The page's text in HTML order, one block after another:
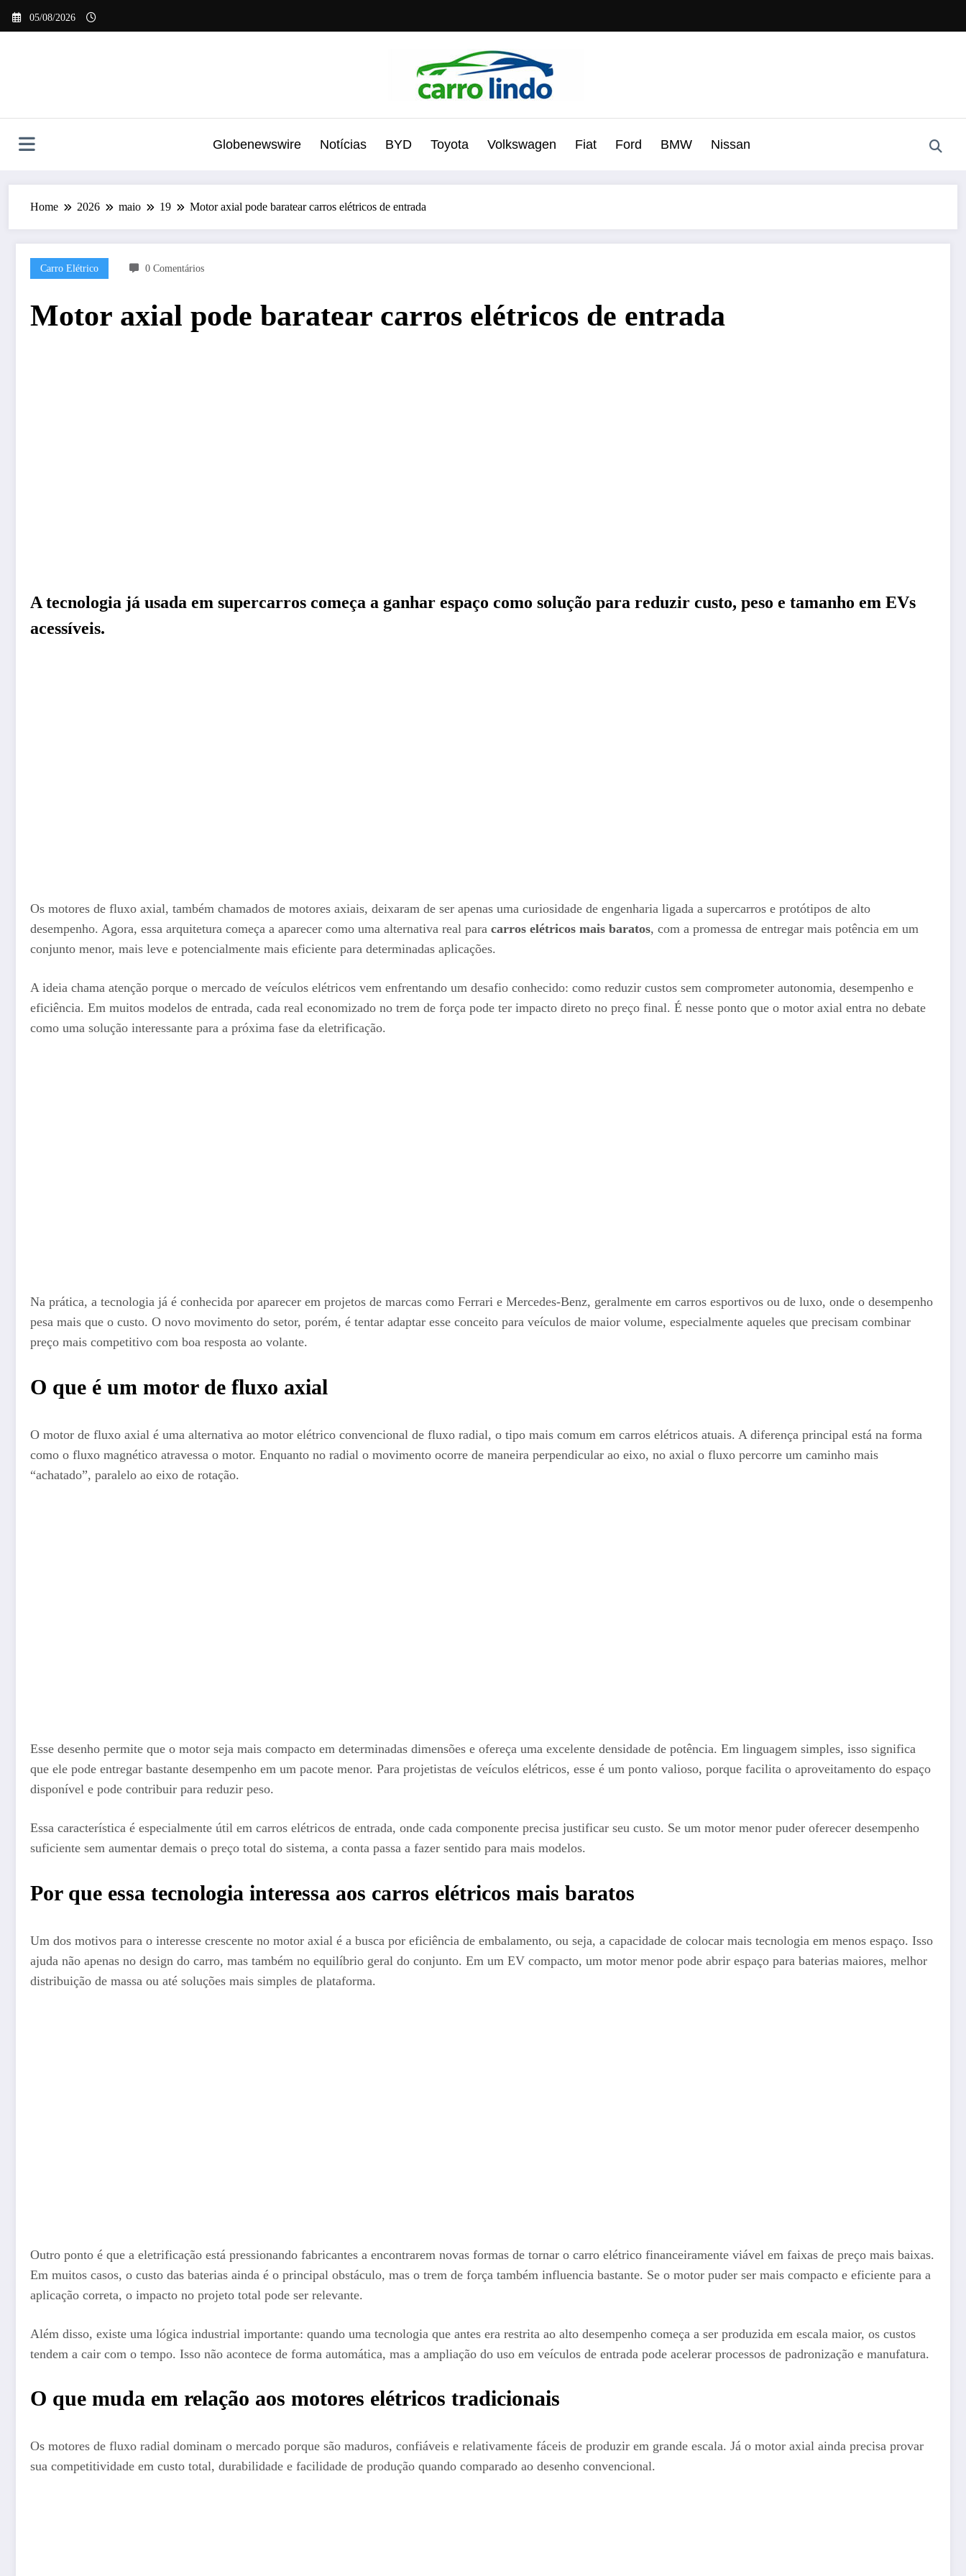
para
05/08/2026
Globenewswire Notícias BYD Toyota Volkswagen Fiat Ford BMW Nissan
Home 2026 maio 19 Motor axial pode baratear carros elétricos de entrada
Carro Elétrico 0 Comentários
Motor axial pode baratear carros elétricos de entrada
A tecnologia já usada em supercarros começa a ganhar espaço como solução para reduzir custo, peso e tamanho em EVs
acessíveis.
Os motores de fluxo axial, também chamados de motores axiais, deixaram de ser apenas uma curiosidade de engenharia ligada a supercarros e protótipos de alto
desempenho. Agora, essa arquitetura começa a aparecer como uma alternativa real para carros elétricos mais baratos, com a promessa de entregar mais potência em um
conjunto menor, mais leve e potencialmente mais eficiente para determinadas aplicações.
A ideia chama atenção porque o mercado de veículos elétricos vem enfrentando um desafio conhecido: como reduzir custos sem comprometer autonomia, desempenho e
eficiência. Em muitos modelos de entrada, cada real economizado no trem de força pode ter impacto direto no preço final. É nesse ponto que o motor axial entra no debate
como uma solução interessante para a próxima fase da eletrificação.
Na prática, a tecnologia já é conhecida por aparecer em projetos de marcas como Ferrari e Mercedes-Benz, geralmente em carros esportivos ou de luxo, onde o desempenho
pesa mais que o custo. O novo movimento do setor, porém, é tentar adaptar esse conceito para veículos de maior volume, especialmente aqueles que precisam combinar
preço mais competitivo com boa resposta ao volante.
O que é um motor de fluxo axial
O motor de fluxo axial é uma alternativa ao motor elétrico convencional de fluxo radial, o tipo mais comum em carros elétricos atuais. A diferença principal está na forma
como o fluxo magnético atravessa o motor. Enquanto no radial o movimento ocorre de maneira perpendicular ao eixo, no axial o fluxo percorre um caminho mais
“achatado”, paralelo ao eixo de rotação.
Esse desenho permite que o motor seja mais compacto em determinadas dimensões e ofereça uma excelente densidade de potência. Em linguagem simples, isso significa
que ele pode entregar bastante desempenho em um pacote menor. Para projetistas de veículos elétricos, esse é um ponto valioso, porque facilita o aproveitamento do espaço
disponível e pode contribuir para reduzir peso.
Essa característica é especialmente útil em carros elétricos de entrada, onde cada componente precisa justificar seu custo. Se um motor menor puder oferecer desempenho
suficiente sem aumentar demais o preço total do sistema, a conta passa a fazer sentido para mais modelos.
Por que essa tecnologia interessa aos carros elétricos mais baratos
Um dos motivos para o interesse crescente no motor axial é a busca por eficiência de embalamento, ou seja, a capacidade de colocar mais tecnologia em menos espaço. Isso
ajuda não apenas no design do carro, mas também no equilíbrio geral do conjunto. Em um EV compacto, um motor menor pode abrir espaço para baterias maiores, melhor
distribuição de massa ou até soluções mais simples de plataforma.
Outro ponto é que a eletrificação está pressionando fabricantes a encontrarem novas formas de tornar o carro elétrico financeiramente viável em faixas de preço mais baixas.
Em muitos casos, o custo das baterias ainda é o principal obstáculo, mas o trem de força também influencia bastante. Se o motor puder ser mais compacto e eficiente para a
aplicação correta, o impacto no projeto total pode ser relevante.
Além disso, existe uma lógica industrial importante: quando uma tecnologia que antes era restrita ao alto desempenho começa a ser produzida em escala maior, os custos
tendem a cair com o tempo. Isso não acontece de forma automática, mas a ampliação do uso em veículos de entrada pode acelerar processos de padronização e manufatura.
O que muda em relação aos motores elétricos tradicionais
Os motores de fluxo radial dominam o mercado porque são maduros, confiáveis e relativamente fáceis de produzir em grande escala. Já o motor axial ainda precisa provar
sua competitividade em custo total, durabilidade e facilidade de produção quando comparado ao desenho convencional.